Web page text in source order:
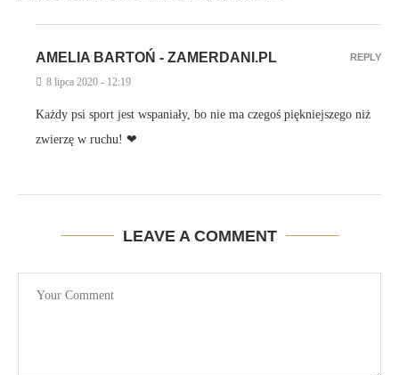
AMELIA BARTOŃ - ZAMERDANI.PL
8 lipca 2020 - 12:19
Każdy psi sport jest wspaniały, bo nie ma czegoś piękniejszego niż
zwierzę w ruchu! ❤
REPLY
LEAVE A COMMENT